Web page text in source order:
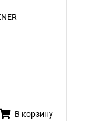
В корзину